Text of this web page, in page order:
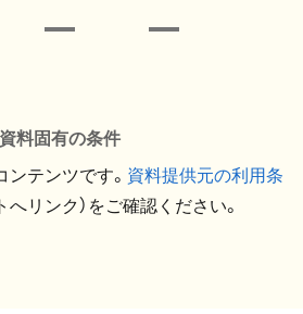
資料固有の条件
テンツです。 資料提供元の利用条
へリンク）をご確認ください。